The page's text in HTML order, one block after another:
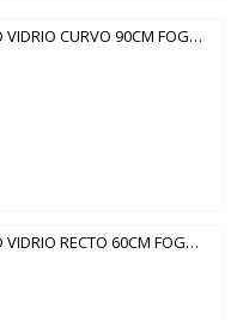
CAMPANA DE PARED VIDRIO CURVO 90CM FOGATTI INOX
CAMPANA DE PARED VIDRIO RECTO 60CM FOGATTI INOX